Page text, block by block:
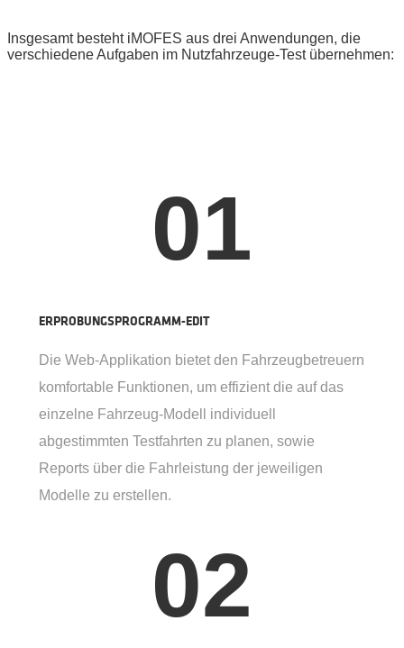
Insgesamt besteht iMOFES aus drei Anwendungen, die
verschiedene Aufgaben im Nutzfahrzeuge-Test übernehmen:
01
ERPROBUNGSPROGRAMM-EDIT
Die Web-Applikation bietet den Fahrzeugbetreuern
komfortable Funktionen, um effizient die auf das
einzelne Fahrzeug-Modell individuell
abgestimmten Testfahrten zu planen, sowie
Reports über die Fahrleistung der jeweiligen
Modelle zu erstellen.
02